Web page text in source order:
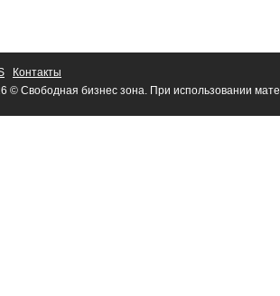
Контакты
© Свободная бизнес зона. При использовании